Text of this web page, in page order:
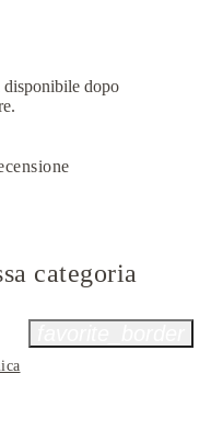
disponibile dopo
categoria